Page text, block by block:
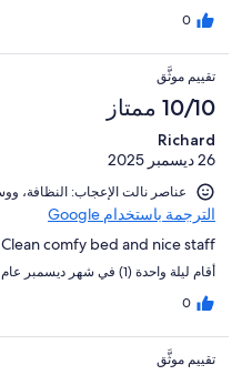
0
تقييم موثَّق
10/10 ممتاز
Richard
26 ديسمبر 2025
عناصر نالت الإعجاب: ⁦النظافة⁩، و⁦وسائل الراحة⁩، و⁦حالة المنشأة ومرافقها⁩
الترجمة باستخدام Google
Clean comfy bed and nice staff
أقام ليلة واحدة (1) في شهر ديسمبر عام 2025
0
تقييم موثَّق